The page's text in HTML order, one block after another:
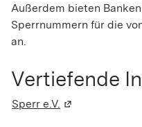
Außerdem bieten
Sperrnummern für die
an.
Vertiefende
Sperr e.V. (Wird in einem